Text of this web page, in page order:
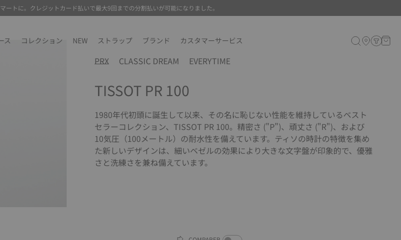
ートに。クレジットカード払いで最大9回までの分割払いが可能になりました。
ス コレクション NEW ストラップ ブランド カスタマーサービス
PRX CLASSIC DREAM EVERYTIME
TISSOT PR 100
1980年代初頭に誕生して以来、その名に恥じない性能を維持しているベスト
セラーコレクション、TISSOT PR 100。精密さ ("P")、頑丈さ ("R")、および
10気圧（100メートル）の耐水性を備えています。ティソの時計の特徴を集め
た新しいデザインは、細いベゼルの効果により大きな文字盤が印象的で、優雅
さと洗練さを兼ね備えています。